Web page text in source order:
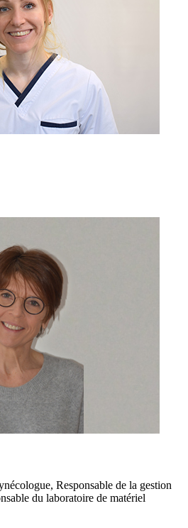
Responsable de la gestion
du laboratoire de matériel